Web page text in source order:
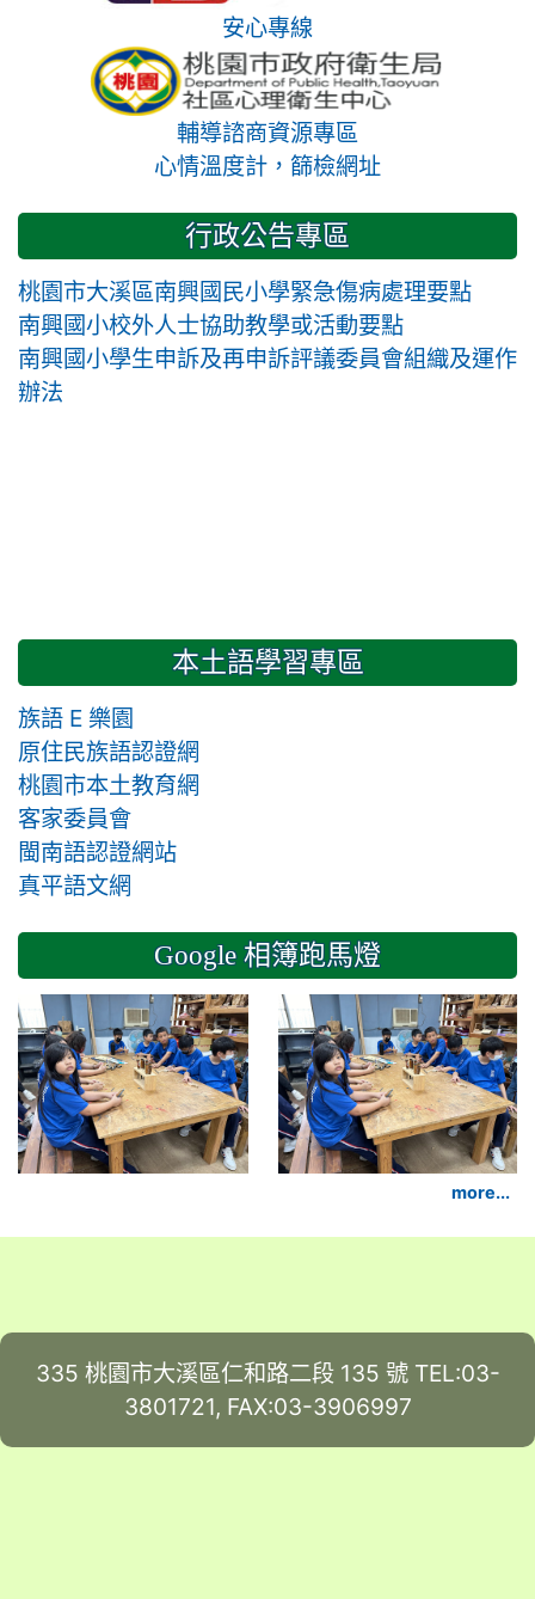
安心專線
輔導諮商資源專區
心情溫度計，篩檢網址
行政公告專區
桃園市大溪區南興國民小學緊急傷病處理要點
南興國小校外人士協助教學或活動要點
南興國小學生申訴及再申訴評議委員會組織及運作
辦法
本土語學習專區
族語 E 樂園
原住民族語認證網
桃園市本土教育網
客家委員會
閩南語認證網站
真平語文網
Google 相簿跑馬燈
2024-11-14 六年級三和
more...
335 桃園市大溪區仁和路二段 135 號 TEL:03-
3801721, FAX:03-3906997